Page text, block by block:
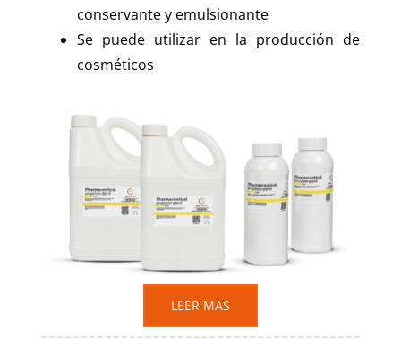
conservante y emulsionante
Se puede utilizar en la producción de
cosméticos
LEER MAS